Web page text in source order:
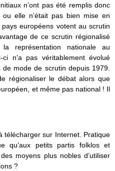
n’ont pas été remplis donc
elle n’était pas bien mise en
européens votent au scrutin
de ce scrutin régionalisé
représentation nationale au
n’a pas véritablement évolué
mode de scrutin depuis 1979.
régionaliser le débat alors que
et même pas national ! Il
télécharger sur Internet. Pratique
qu’aux petits partis folklos et
moyens plus nobles d’utiliser
?